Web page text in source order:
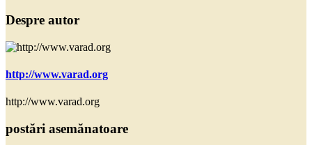
Despre autor
http://www.varad.org
http://www.varad.org
postări asemănatoare